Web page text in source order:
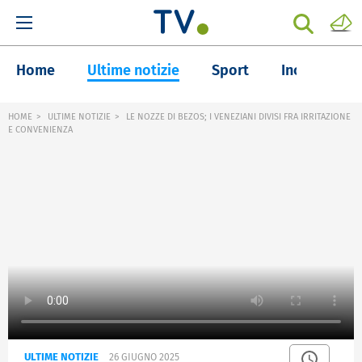
Home Ultime notizie Sport Inchieste
HOME ULTIME NOTIZIE
LE NOZZE DI BEZOS; I VENEZIANI DIVISI FRA IRRITAZIONE
E CONVENIENZA
ULTIME NOTIZIE 26 GIUGNO 2025